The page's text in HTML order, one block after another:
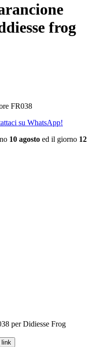
frog
FR038
su WhatsApp!
10 agosto ed il giorno 12
per Didiesse Frog
link